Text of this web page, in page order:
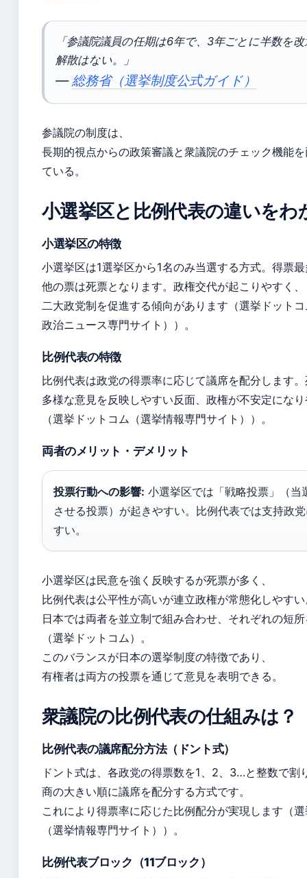
「参議院議員の任期は6年で、3年ごとに半数を
解散はない。」
—総務省（選挙制度公式ガイド）
参議院の制度は、
長期的視点からの政策審議と衆議院のチェック機能
ている。
小選挙区と比例代表の違いをわ
小選挙区の特徴
小選挙区は1選挙区から1名のみ当選する方式。得票
他の票は死票となります。政権交代が起こりやすく、
二大政党制を促進する傾向があります（選挙ドット
政治ニュース専門サイト））。
比例代表の特徴
比例代表は政党の得票率に応じて議席を配分します
多様な意見を反映しやすい反面、政権が不安定にな
（選挙ドットコム（選挙情報専門サイト））。
両者のメリット・デメリット
投票行動への影響: 小選挙区では「戦略投票」（当
させる投票）が起きやすい。比例代表では支持政
すい。
小選挙区は民意を強く反映するが死票が多く、
比例代表は公平性が高いが連立政権が常態化しやす
日本では両者を並立制で組み合わせ、それぞれの短
（選挙ドットコム）。
このバランスが日本の選挙制度の特徴であり、
有権者は両方の投票を通じて意見を表明できる。
衆議院の比例代表の仕組みは？
比例代表の議席配分方法（ドント式）
ドント式は、各政党の得票数を1、2、3…と整数で割
商の大きい順に議席を配分する方式です。
これにより得票率に応じた比例配分が実現します（
（選挙情報専門サイト））。
比例代表ブロック（11ブロック）